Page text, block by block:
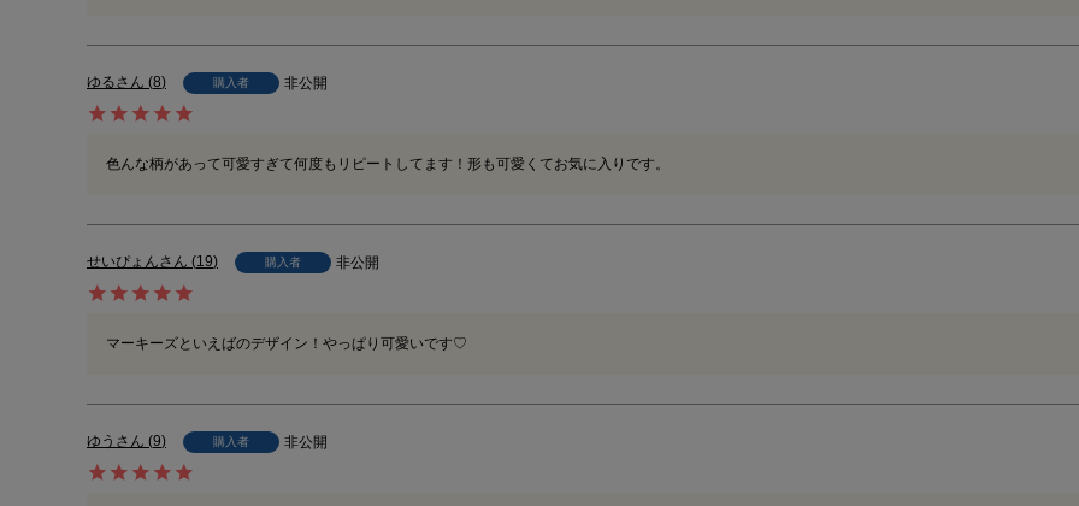
ゆる 8 購入者 非公開
色んな柄があって可愛すぎて何度もリピートしてます！形も可愛くてお気に入りです。
せいぴょん 19 購入者 非公開
マーキーズといえばのデザイン！やっぱり可愛いです♡
ゆう 9 購入者 非公開